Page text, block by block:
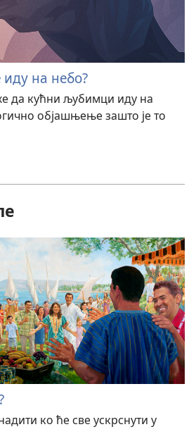
на небо?
да кућни љубимци иду на
објашњење зашто је то
ко ће све ускрснути у